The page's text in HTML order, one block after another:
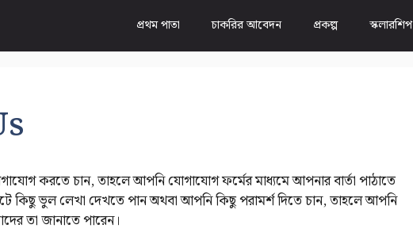
প্রথম পাতা চাকরির আবেদন প্রকল্প স্কলারশিপ
করতে চান, তাহলে আপনি যোগাযোগ ফর্মের মাধ্যমে আপনার বার্তা পাঠাতে
কিছু ভুল লেখা দেখতে পান অথবা আপনি কিছু পরামর্শ দিতে চান, তাহলে আপনি
তা জানাতে পারেন।